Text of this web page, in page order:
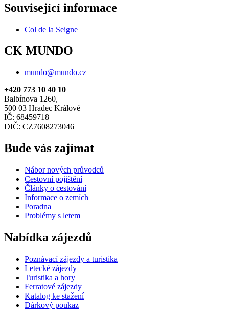
Související informace
Col de la Seigne
CK MUNDO
mundo@mundo.cz
+420 773 10 40 10
Balbínova 1260,
500 03 Hradec Králové
IČ: 68459718
DIČ: CZ7608273046
Bude vás zajímat
Nábor nových průvodců
Cestovní pojištění
Články o cestování
Informace o zemích
Poradna
Problémy s letem
Nabídka zájezdů
Poznávací zájezdy a turistika
Letecké zájezdy
Turistika a hory
Ferratové zájezdy
Katalog ke stažení
Dárkový poukaz